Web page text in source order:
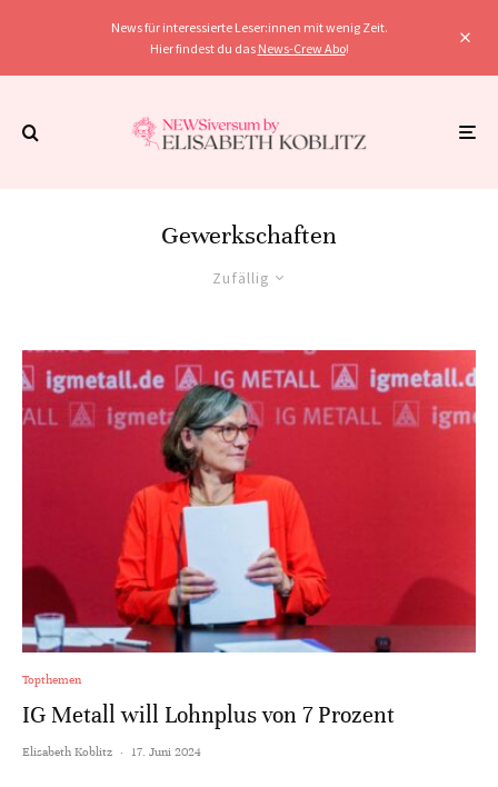
News für interessierte Leser:innen mit wenig Zeit.
Hier findest du das News-Crew Abo!
Gewerkschaften
Zufällig
Topthemen
IG Metall will Lohnplus von 7 Prozent
Elisabeth Koblitz · 17. Juni 2024